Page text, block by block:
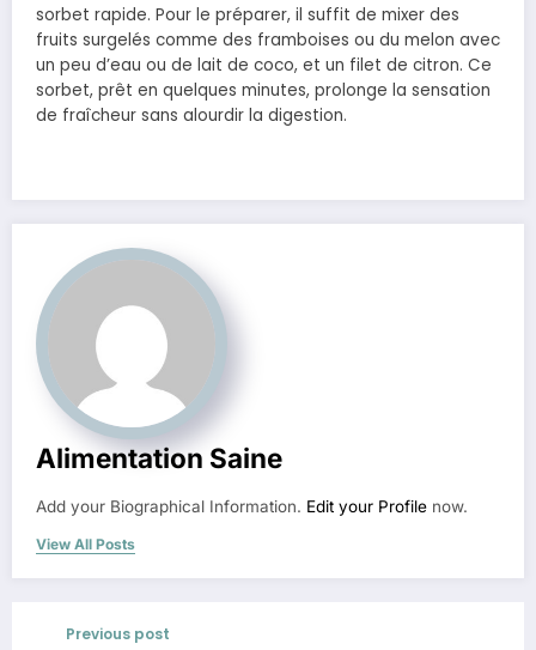
sorbet rapide. Pour le préparer, il suffit de mixer des
fruits surgelés comme des framboises ou du melon avec
un peu d’eau ou de lait de coco, et un filet de citron. Ce
sorbet, prêt en quelques minutes, prolonge la sensation
de fraîcheur sans alourdir la digestion.
Alimentation Saine
Add your Biographical Information. Edit your Profile now.
View All Posts
Previous post